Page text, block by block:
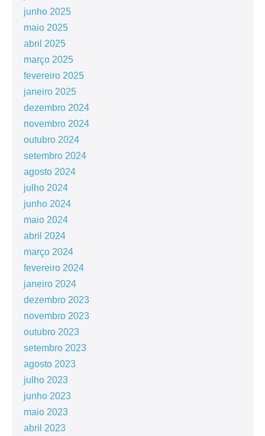
junho 2025
maio 2025
abril 2025
março 2025
fevereiro 2025
janeiro 2025
dezembro 2024
novembro 2024
outubro 2024
setembro 2024
agosto 2024
julho 2024
junho 2024
maio 2024
abril 2024
março 2024
fevereiro 2024
janeiro 2024
dezembro 2023
novembro 2023
outubro 2023
setembro 2023
agosto 2023
julho 2023
junho 2023
maio 2023
abril 2023